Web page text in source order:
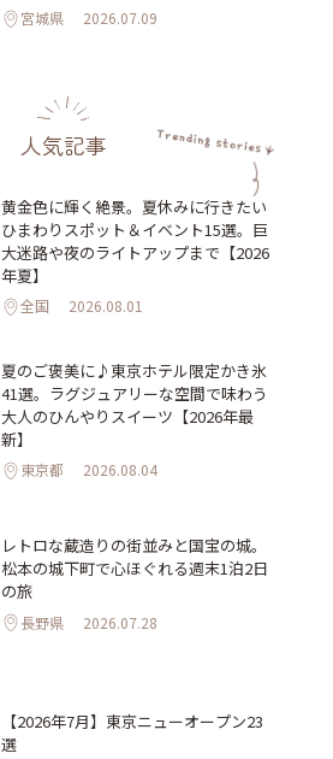
宮城県 2026.07.09
人気記事
黄金色に輝く絶景。夏休みに行きたい
ひまわりスポット＆イベント15選。巨
大迷路や夜のライトアップまで【2026
年夏】
全国 2026.08.01
夏のご褒美に♪東京ホテル限定かき氷
41選。ラグジュアリーな空間で味わう
大人のひんやりスイーツ【2026年最
新】
東京都 2026.08.04
レトロな蔵造りの街並みと国宝の城。
松本の城下町で心ほぐれる週末1泊2日
の旅
長野県 2026.07.28
【2026年7月】東京ニューオープン23
選